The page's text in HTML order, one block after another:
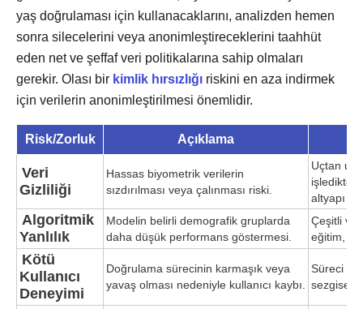
yaş doğrulaması için kullanacaklarını, analizden hemen
sonra silecelerini veya anonimleştireceklerini taahhüt
eden net ve şeffaf veri politikalarına sahip olmaları
gerekir. Olası bir kimlik hırsızlığı riskini en aza indirmek
için verilerin anonimleştirilmesi önemlidir.
Risk/Zorluk Açıklama
Veri
Gizliliği
Hassas biyometrik verilerin
sızdırılması veya çalınması riski.
Uçtan
işledikten
altyapı
Algoritmik
Yanlılık
Modelin belirli demografik gruplarda
daha düşük performans göstermesi.
Çeşitli ve
eğitim,
Kötü
Kullanıcı
Deneyimi
Doğrulama sürecinin karmaşık veya
yavaş olması nedeniyle kullanıcı kaybı.
Süreci
sezgisel